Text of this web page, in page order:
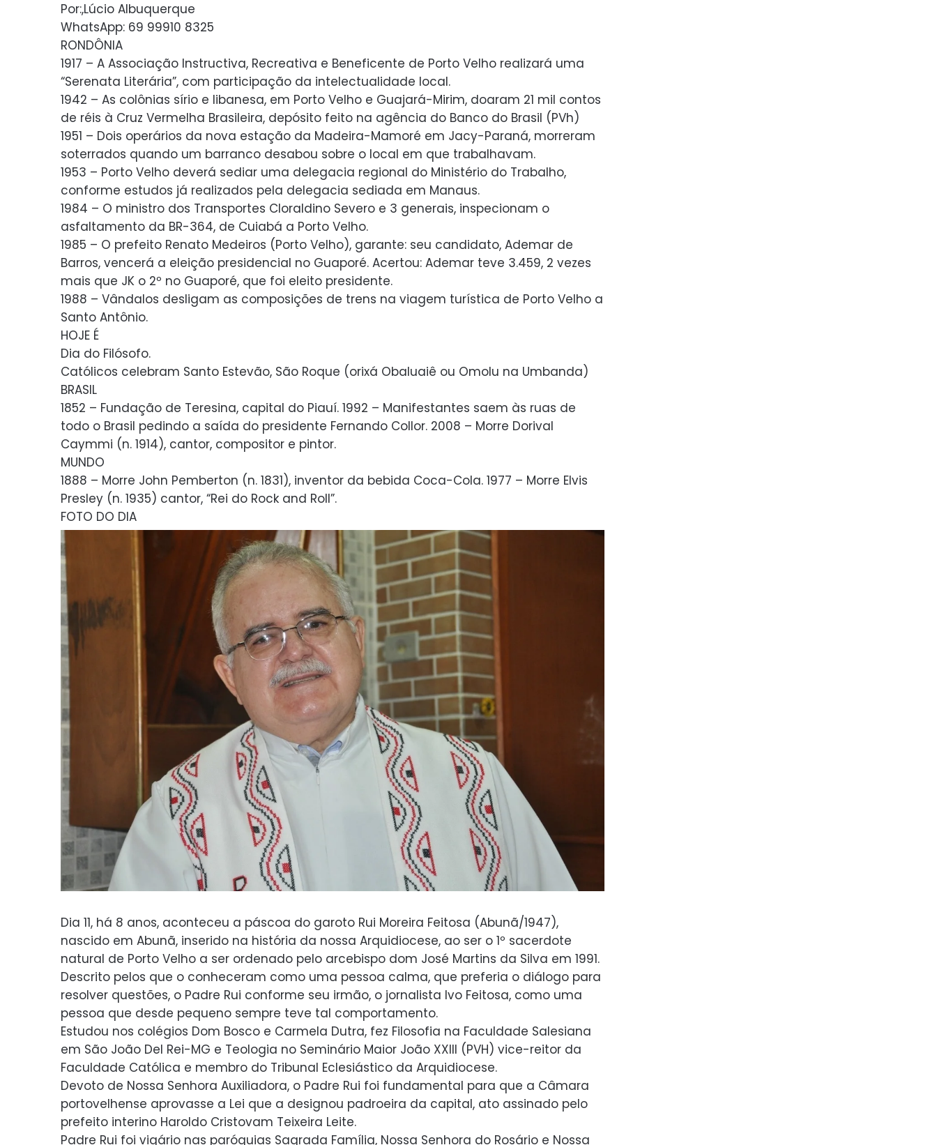
Por:,Lúcio Albuquerque
WhatsApp: 69 99910 8325
RONDÔNIA
1917 – A Associação Instructiva, Recreativa e Beneficente de Porto Velho realizará uma
“Serenata Literária”, com participação da intelectualidade local.
1942 – As colônias sírio e libanesa, em Porto Velho e Guajará-Mirim, doaram 21 mil contos
de réis à Cruz Vermelha Brasileira, depósito feito na agência do Banco do Brasil (PVh)
1951 – Dois operários da nova estação da Madeira-Mamoré em Jacy-Paraná, morreram
soterrados quando um barranco desabou sobre o local em que trabalhavam.
1953 – Porto Velho deverá sediar uma delegacia regional do Ministério do Trabalho,
conforme estudos já realizados pela delegacia sediada em Manaus.
1984 – O ministro dos Transportes Cloraldino Severo e 3 generais, inspecionam o
asfaltamento da BR-364, de Cuiabá a Porto Velho.
1985 – O prefeito Renato Medeiros (Porto Velho), garante: seu candidato, Ademar de
Barros, vencerá a eleição presidencial no Guaporé. Acertou: Ademar teve 3.459, 2 vezes
mais que JK o 2º no Guaporé, que foi eleito presidente.
1988 – Vândalos desligam as composições de trens na viagem turística de Porto Velho a
Santo Antônio.
HOJE É
Dia do Filósofo.
Católicos celebram Santo Estevão, São Roque (orixá Obaluaiê ou Omolu na Umbanda)
BRASIL
1852 – Fundação de Teresina, capital do Piauí. 1992 – Manifestantes saem às ruas de
todo o Brasil pedindo a saída do presidente Fernando Collor. 2008 – Morre Dorival
Caymmi (n. 1914), cantor, compositor e pintor.
MUNDO
1888 – Morre John Pemberton (n. 1831), inventor da bebida Coca-Cola. 1977 – Morre Elvis
Presley (n. 1935) cantor, “Rei do Rock and Roll”.
FOTO DO DIA
Dia 11, há 8 anos, aconteceu a páscoa do garoto Rui Moreira Feitosa (Abunã/1947),
nascido em Abunã, inserido na história da nossa Arquidiocese, ao ser o 1º sacerdote
natural de Porto Velho a ser ordenado pelo arcebispo dom José Martins da Silva em 1991.
Descrito pelos que o conheceram como uma pessoa calma, que preferia o diálogo para
resolver questões, o Padre Rui conforme seu irmão, o jornalista Ivo Feitosa, como uma
pessoa que desde pequeno sempre teve tal comportamento.
Estudou nos colégios Dom Bosco e Carmela Dutra, fez Filosofia na Faculdade Salesiana
em São João Del Rei-MG e Teologia no Seminário Maior João XXIII (PVH) vice-reitor da
Faculdade Católica e membro do Tribunal Eclesiástico da Arquidiocese.
Devoto de Nossa Senhora Auxiliadora, o Padre Rui foi fundamental para que a Câmara
portovelhense aprovasse a Lei que a designou padroeira da capital, ato assinado pelo
prefeito interino Haroldo Cristovam Teixeira Leite.
Padre Rui foi vigário nas paróquias Sagrada Família, Nossa Senhora do Rosário e Nossa